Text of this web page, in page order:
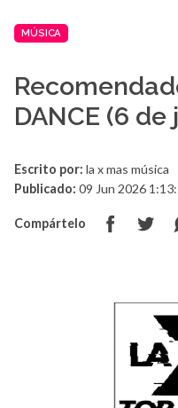
MÚSICA
DANCE (6
Escrito por: la x mas música
Publicado: 09 Jun 2026
Compártelo